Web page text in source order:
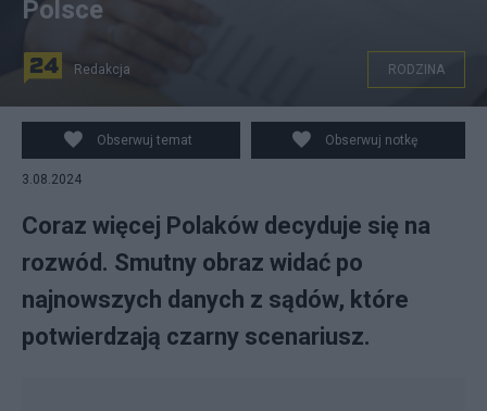
Polsce
Redakcja RODZINA
Obserwuj temat Obserwuj notkę
3.08.2024
Coraz więcej Polaków decyduje się na
rozwód. Smutny obraz widać po
najnowszych danych z sądów, które
potwierdzają czarny scenariusz.